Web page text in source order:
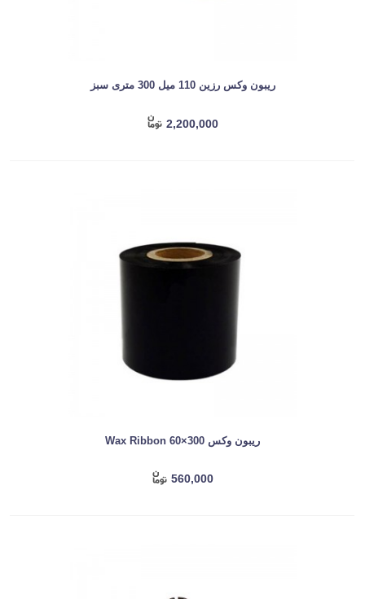
ریبون وکس رزین 110 میل 300 متری سبز
2,200,000
ریبون وکس Wax Ribbon 60×300
560,000